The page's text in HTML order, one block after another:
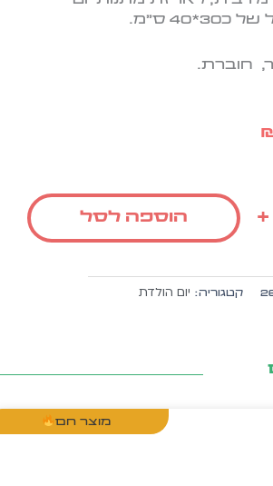
ס"מ.
חוברת.
הוספה לסל
קטגוריה: יום הולדת
מוצר חם